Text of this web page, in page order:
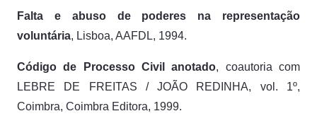
Falta e abuso de poderes na representação
voluntária, Lisboa, AAFDL, 1994.
Código de Processo Civil anotado, coautoria com
LEBRE DE FREITAS / JOÃO REDINHA, vol. 1º,
Coimbra, Coimbra Editora, 1999.